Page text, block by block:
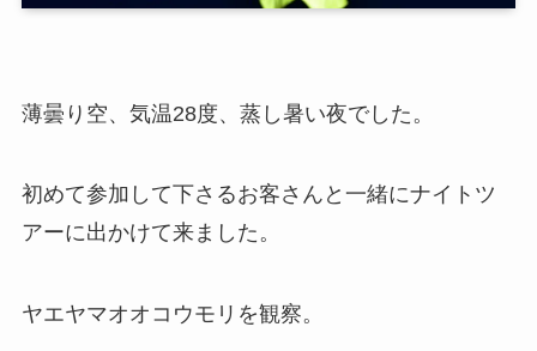
薄曇り空、気温28度、蒸し暑い夜でした。
初めて参加して下さるお客さんと一緒にナイトツ
アーに出かけて来ました。
ヤエヤマオオコウモリを観察。